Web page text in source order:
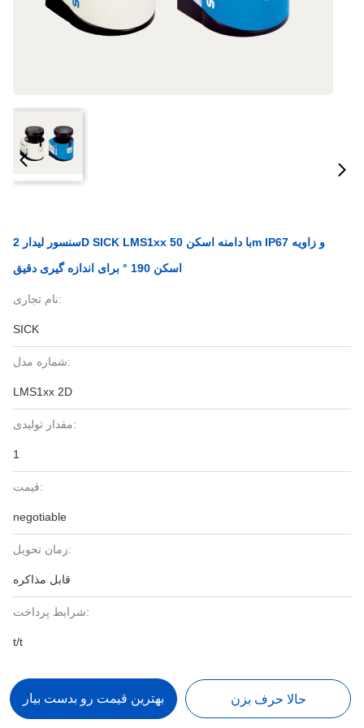
سنسور لیدار 2D SICK LMS1xx با دامنه اسکن 50m IP67 و زاویه
اسکن 190 ° برای اندازه گیری دقیق
نام تجاری:
SICK
شماره مدل:
LMS1xx 2D
مقدار تولیدی:
1
قیمت:
negotiable
زمان تحویل:
قابل مذاکره
شرایط پرداخت:
t/t
بهترین قیمت رو بدست بیار حالا حرف بزن